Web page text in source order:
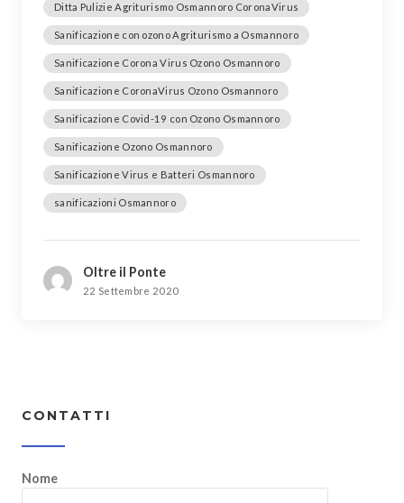
Ditta Pulizie Agriturismo Osmannoro CoronaVirus
Sanificazione con ozono Agriturismo a Osmannoro
Sanificazione Corona Virus Ozono Osmannoro
Sanificazione CoronaVirus Ozono Osmannoro
Sanificazione Covid-19 con Ozono Osmannoro
Sanificazione Ozono Osmannoro
Sanificazione Virus e Batteri Osmannoro
sanificazioni Osmannoro
Oltre il Ponte
22 Settembre 2020
CONTATTI
Nome